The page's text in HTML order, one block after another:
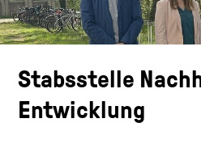
Stabsstelle
Entwicklung